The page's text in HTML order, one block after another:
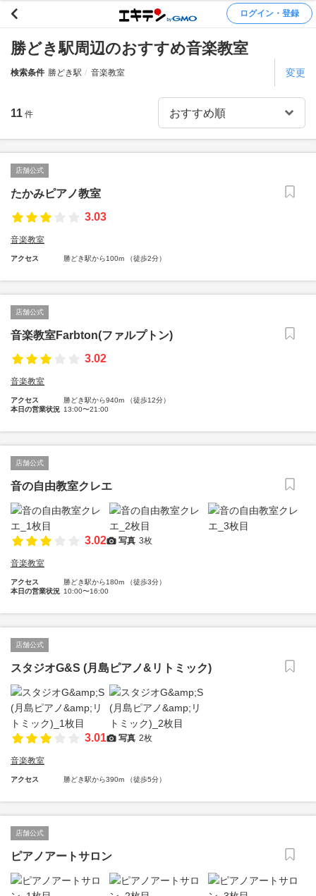
ログイン・登録
勝どき駅周辺のおすすめ音楽教室
検索条件 勝どき駅 音楽教室 変更
11 件
店舗公式
たかみピアノ教室
3.03
音楽教室
アクセス 勝どき駅から100m （徒歩2分）
店舗公式
音楽教室Farbton(ファルプトン)
3.02
音楽教室
アクセス
勝どき駅から940m （徒歩12分）
本日の営業状況 13:00〜21:00
店舗公式
音の自由教室クレエ
3.02 写真 3枚
音楽教室
アクセス
勝どき駅から180m （徒歩3分）
本日の営業状況 10:00〜16:00
店舗公式
スタジオG&S (月島ピアノ&リトミック)
3.01 写真 2枚
音楽教室
アクセス 勝どき駅から390m （徒歩5分）
店舗公式
ピアノアートサロン